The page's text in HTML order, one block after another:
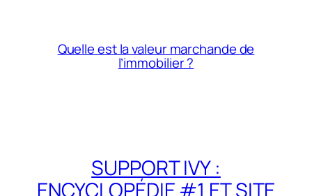
Quelle est la valeur marchande de
l’immobilier ?
SUPPORT IVY :
ENCYCLOPÉDIE #1 ET SITE